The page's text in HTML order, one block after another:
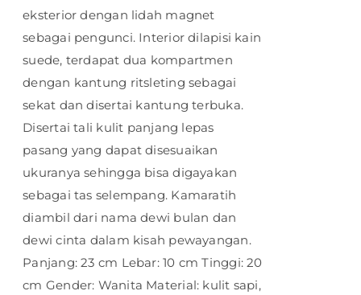
eksterior dengan lidah magnet
sebagai pengunci. Interior dilapisi kain
suede, terdapat dua kompartmen
dengan kantung ritsleting sebagai
sekat dan disertai kantung terbuka.
Disertai tali kulit panjang lepas
pasang yang dapat disesuaikan
ukuranya sehingga bisa digayakan
sebagai tas selempang. Kamaratih
diambil dari nama dewi bulan dan
dewi cinta dalam kisah pewayangan.
Panjang: 23 cm Lebar: 10 cm Tinggi: 20
cm Gender: Wanita Material: kulit sapi,